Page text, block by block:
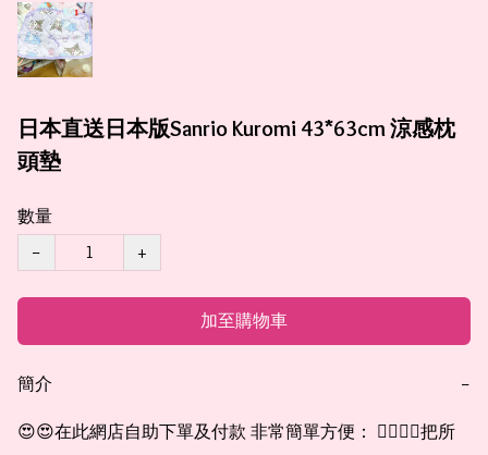
日本直送日本版Sanrio Kuromi 43*63cm 涼感枕
頭墊
數量
−
+
加至購物車
簡介 −
😍😍在此網店自助下單及付款 非常簡單方便： 👉🏻👉🏻把所